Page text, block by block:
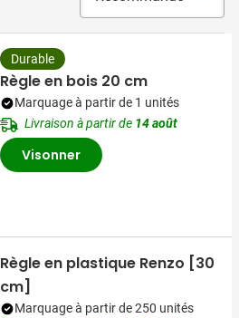
Durable
Règle en bois 20 cm
Marquage à partir de 1 unités
Livraison à partir de 14 août
Visonner
Règle en plastique Renzo [30
cm]
Marquage à partir de 250 unités